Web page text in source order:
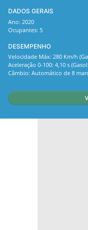
DADOS GERAIS
Ano: 2020
Ocupantes: 5
DESEMPENHO
Velocidade Máx: 280 Km/h
Aceleração 0-100: 4,10 s
Câmbio: Automático de 8